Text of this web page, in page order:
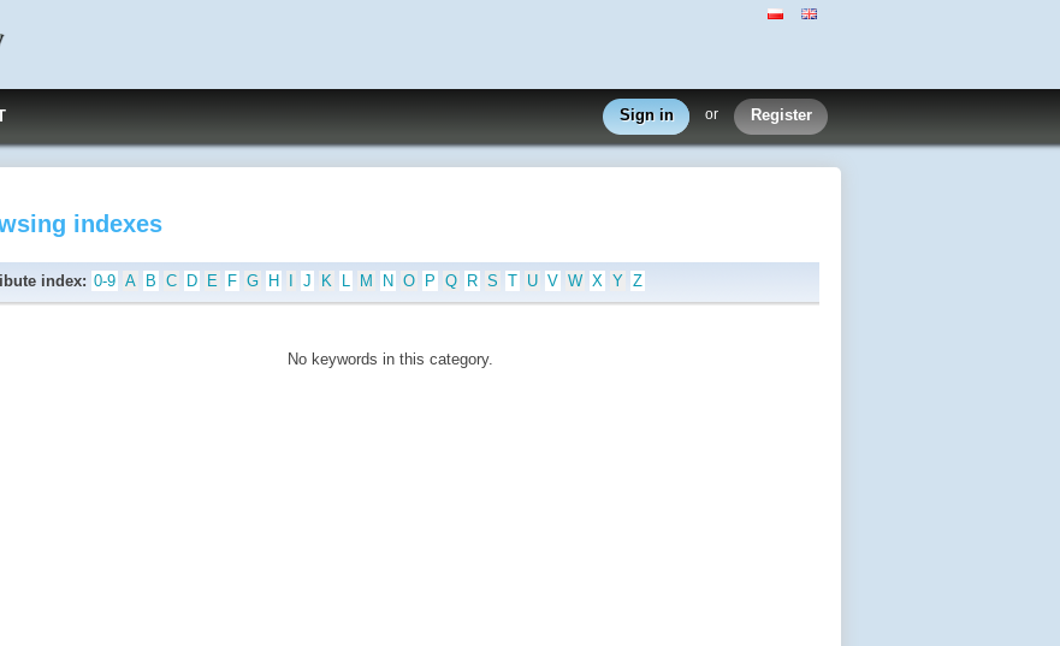
Sign in or Register
indexes
index: 0-9 A B C D E F G H J K L M N O P Q R S T U V W X Y Z
No keywords in this category.